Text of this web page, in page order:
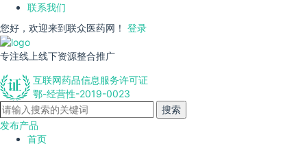
联系我们
您好，欢迎来到联众医药网！ 登录
专注线上线下资源整合推广
互联网药品信息服务许可证
鄂-经营性-2019-0023
搜索
发布产品
首页